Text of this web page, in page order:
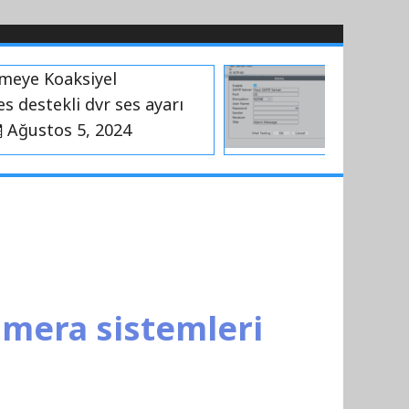
Koaksiyel
dvr ses ayarı
5, 2024
Xmeye Smtp
sistemleri